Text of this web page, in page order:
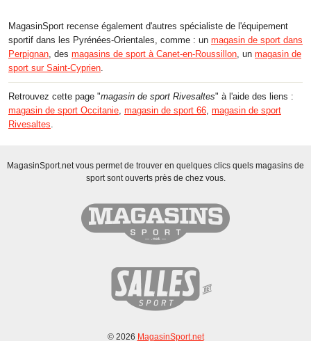
MagasinSport recense également d'autres spécialiste de l'équipement
sportif dans les Pyrénées-Orientales, comme : un magasin de sport dans
Perpignan , des magasins de sport à Canet-en-Roussillon , un magasin de
sport sur Saint-Cyprien
Retrouvez cette page "magasin de sport Rivesaltes" à l'aide des liens :
magasin de sport Occitanie magasin de sport 66 magasin de sport
Rivesaltes
MagasinSport.net vous permet de trouver en quelques clics quels magasins de
sport sont ouverts près de chez vous.
© 2026 MagasinSport.net